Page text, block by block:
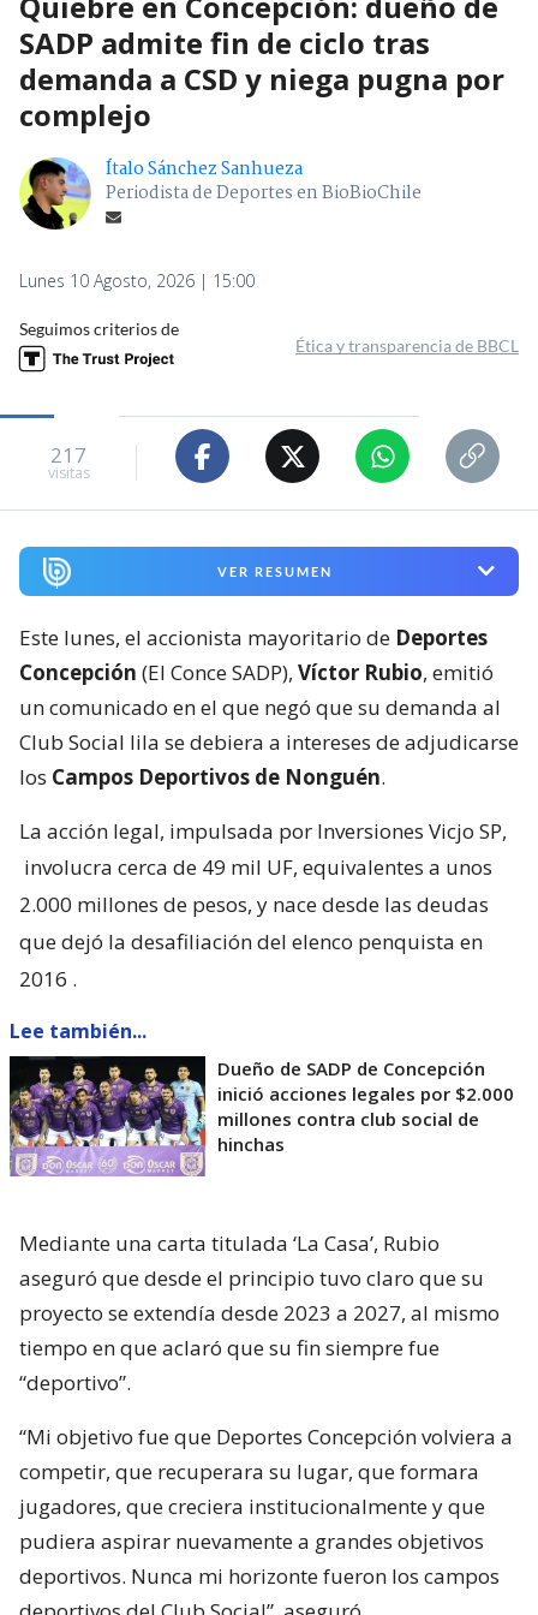
SADP admite fin de ciclo tras
demanda a CSD y niega pugna por
complejo
Ítalo Sánchez Sanhueza
Periodista de Deportes en BioBioChile
Lunes 10 Agosto, 2026 | 15:00
Seguimos criterios de
Ética y transparencia de BBCL
217
visitas
VER RESUMEN
Este lunes, el accionista mayoritario de Deportes
Concepción (El Conce SADP), Víctor Rubio, emitió
un comunicado en el que negó que su demanda al
Club Social lila se debiera a intereses de adjudicarse
los Campos Deportivos de Nonguén.
La acción legal, impulsada por Inversiones Vicjo SP,
involucra cerca de 49 mil UF, equivalentes a unos
2.000 millones de pesos, y nace desde las deudas
que dejó la desafiliación del elenco penquista en
2016 .
Lee también...
Dueño de SADP de Concepción
inició acciones legales por $2.000
millones contra club social de
hinchas
Mediante una carta titulada ‘La Casa’, Rubio
aseguró que desde el principio tuvo claro que su
proyecto se extendía desde 2023 a 2027, al mismo
tiempo en que aclaró que su fin siempre fue
“deportivo”.
“Mi objetivo fue que Deportes Concepción volviera a
competir, que recuperara su lugar, que formara
jugadores, que creciera institucionalmente y que
pudiera aspirar nuevamente a grandes objetivos
deportivos. Nunca mi horizonte fueron los campos